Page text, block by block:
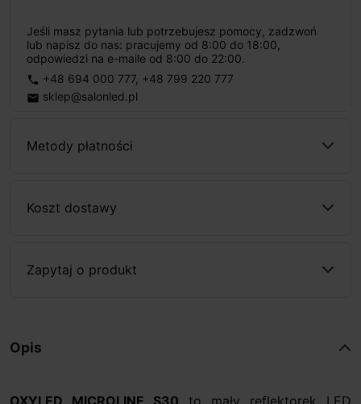
Jeśli masz pytania lub potrzebujesz pomocy, zadzwoń
lub napisz do nas: pracujemy od 8:00 do 18:00,
odpowiedzi na e-maile od 8:00 do 22:00.
phone +48 694 000 777, +48 799 220 777
email sklep@salonled.pl
Metody płatności
Koszt dostawy
Zapytaj o produkt
Opis
OXYLED MICROLINE S30 to mały reflektorek LED